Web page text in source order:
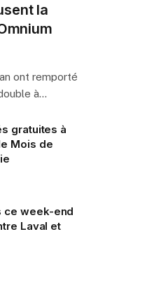
la
ont remporté
à…
gratuites à
Mois de
ce week-end
Laval et